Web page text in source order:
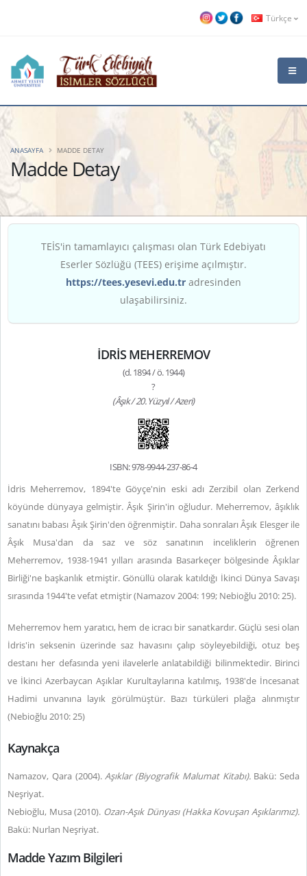
Türkçe
Madde Detay
ANASAYFA MADDE DETAY
TEİS'in tamamlayıcı çalışması olan Türk Edebiyatı
Eserler Sözlüğü (TEES) erişime açılmıştır.
https://tees.yesevi.edu.tr adresinden
ulaşabilirsiniz.
İDRİS MEHERREMOV
(d. 1894 / ö. 1944)
?
(Âşık / 20. Yüzyıl / Azeri)
ISBN: 978-9944-237-86-4
İdris Meherremov, 1894'te Göyçe'nin eski adı Zerzibil olan Zerkend
köyünde dünyaya gelmiştir. Âşık Şirin'in oğludur. Meherremov, âşıklık
sanatını babası Âşık Şirin'den öğrenmiştir. Daha sonraları Âşık Elesger ile
Âşık Musa'dan da saz ve söz sanatının inceliklerin öğrenen
Meherremov, 1938-1941 yılları arasında Basarkeçer bölgesinde Âşıklar
Birliği'ne başkanlık etmiştir. Gönüllü olarak katıldığı İkinci Dünya Savaşı
sırasında 1944'te vefat etmiştir (Namazov 2004: 199; Nebioğlu 2010: 25).
Meherremov hem yaratıcı, hem de icracı bir sanatkardır. Güçlü sesi olan
İdris'in seksenin üzerinde saz havasını çalıp söyleyebildiği, otuz beş
destanı her defasında yeni ilavelerle anlatabildiği bilinmektedir. Birinci
ve İkinci Azerbaycan Aşıklar Kurultaylarına katılmış, 1938'de İncesanat
Hadimi unvanına layık görülmüştür. Bazı türküleri plağa alınmıştır
(Nebioğlu 2010: 25)
Kaynakça
Namazov, Qara (2004).Aşıklar (Biyografik Malumat Kitabı).Bakü: Seda
Neşriyat.
Nebioğlu, Musa (2010). Ozan-Aşık Dünyası (Hakka Kovuşan Aşıklarımız).
Bakü: Nurlan Neşriyat.
Madde Yazım Bilgileri